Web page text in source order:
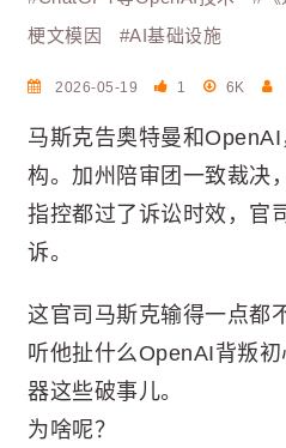
梗文模因
#AI基础设施
2026-05-19 1 6K
马斯克告奥特曼和
构。加州陪审团一致裁决
指控都过了诉讼时效，官
诉。
这官司马斯克输得一点都
听他扯什么OpenAI背叛
器这些破事儿。
为啥呢？